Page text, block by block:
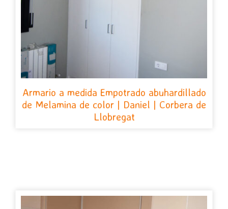
Armario a medida Empotrado abuhardillado
de Melamina de color | Daniel | Corbera de
Llobregat